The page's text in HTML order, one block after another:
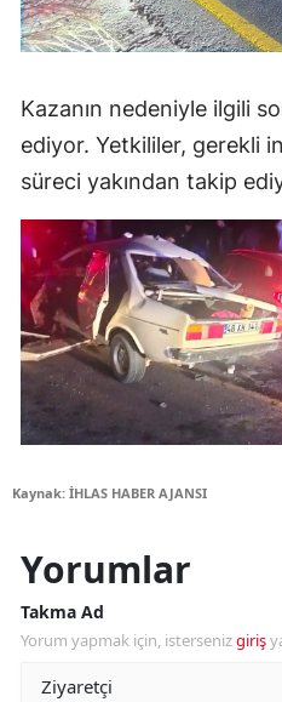
Kazanın nedeniyle ilgili
ediyor. Yetkililer, gerekli
süreci yakından takip
Kaynak: İHLAS HABER AJANSI
Yorumlar
Takma Ad
Yorum yapmak için, istersenizgiriş